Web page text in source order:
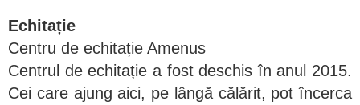
Echitație
Centru de echitație Amenus
Centrul de echitație a fost deschis în anul 2015.
Cei care ajung aici, pe lângă călărit, pot încerca